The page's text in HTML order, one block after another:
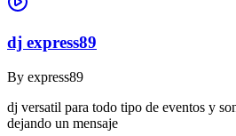
dj express89
By express89
dj versatil para todo tipo de eventos y
dejando un mensaje